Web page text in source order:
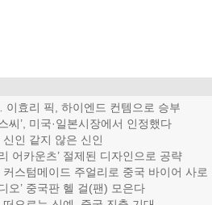
이효리 픽, 하이엔드 컨템으로 승부
씨’, 미국·일본시장에서 인정했다
신인 같지 않은 신인
어카운츠’ 절제된 디자인으로 공략
커스텀메이드 주얼리로 중국 바이어 사로
오’ 중국판 헬 걸(팬) 모은다